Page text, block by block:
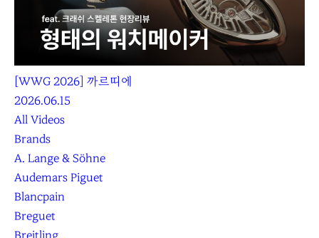
[WWG 2026] 까르띠에
2026.06.15
All Videos
Brands
A. Lange & Söhne
Audemars Piguet
Blancpain
Breguet